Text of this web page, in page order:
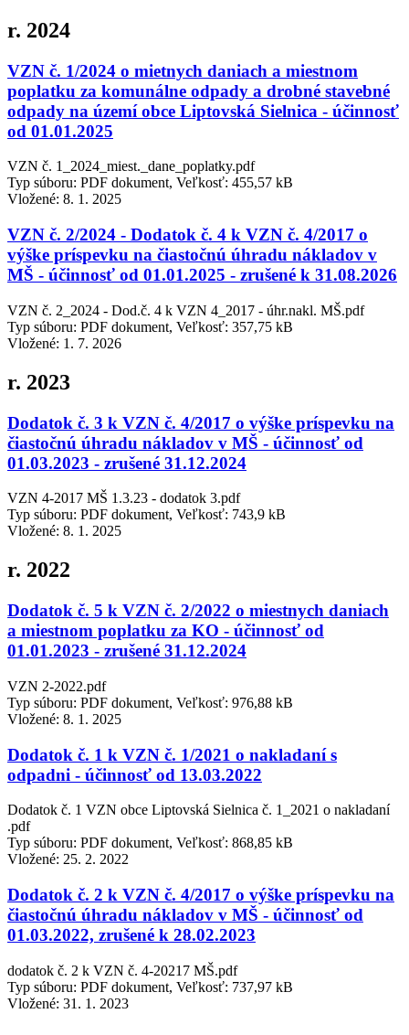
r. 2024
VZN č. 1/2024 o mietnych daniach a miestnom
poplatku za komunálne odpady a drobné stavebné
odpady na území obce Liptovská Sielnica - účinnosť
od 01.01.2025
VZN č. 1_2024_miest._dane_poplatky.pdf
Typ súboru: PDF dokument, Veľkosť: 455,57 kB
Vložené: 8. 1. 2025
VZN č. 2/2024 - Dodatok č. 4 k VZN č. 4/2017 o
výške príspevku na čiastočnú úhradu nákladov v
MŠ - účinnosť od 01.01.2025 - zrušené k 31.08.2026
VZN č. 2_2024 - Dod.č. 4 k VZN 4_2017 - úhr.nakl. MŠ.pdf
Typ súboru: PDF dokument, Veľkosť: 357,75 kB
Vložené: 1. 7. 2026
r. 2023
Dodatok č. 3 k VZN č. 4/2017 o výške príspevku na
čiastočnú úhradu nákladov v MŠ - účinnosť od
01.03.2023 - zrušené 31.12.2024
VZN 4-2017 MŠ 1.3.23 - dodatok 3.pdf
Typ súboru: PDF dokument, Veľkosť: 743,9 kB
Vložené: 8. 1. 2025
r. 2022
Dodatok č. 5 k VZN č. 2/2022 o miestnych daniach
a miestnom poplatku za KO - účinnosť od
01.01.2023 - zrušené 31.12.2024
VZN 2-2022.pdf
Typ súboru: PDF dokument, Veľkosť: 976,88 kB
Vložené: 8. 1. 2025
Dodatok č. 1 k VZN č. 1/2021 o nakladaní s
odpadni - účinnosť od 13.03.2022
Dodatok č. 1 VZN obce Liptovská Sielnica č. 1_2021 o nakladaní
.pdf
Typ súboru: PDF dokument, Veľkosť: 868,85 kB
Vložené: 25. 2. 2022
Dodatok č. 2 k VZN č. 4/2017 o výške príspevku na
čiastočnú úhradu nákladov v MŠ - účinnosť od
01.03.2022, zrušené k 28.02.2023
dodatok č. 2 k VZN č. 4-20217 MŠ.pdf
Typ súboru: PDF dokument, Veľkosť: 737,97 kB
Vložené: 31. 1. 2023